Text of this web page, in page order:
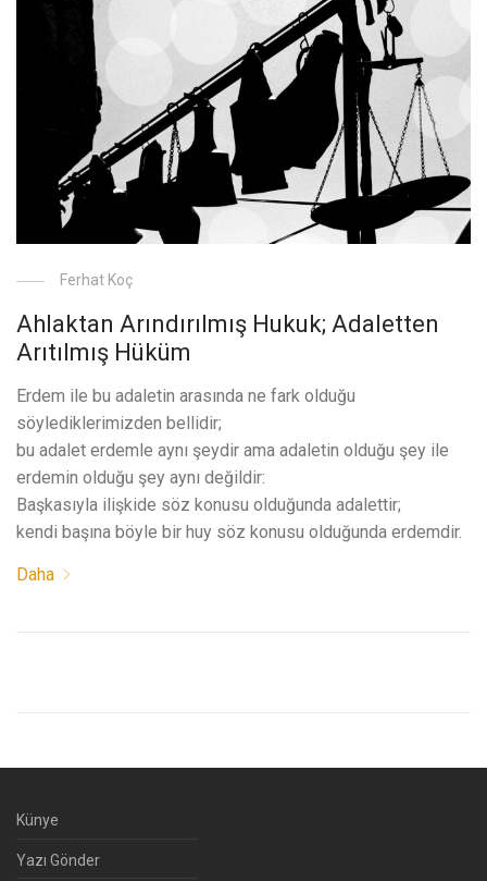
Ferhat Koç
Ahlaktan Arındırılmış Hukuk; Adaletten
Arıtılmış Hüküm
Erdem ile bu adaletin arasında ne fark olduğu
söylediklerimizden bellidir;
bu adalet erdemle aynı şeydir ama adaletin olduğu şey ile
erdemin olduğu şey aynı değildir:
Başkasıyla ilişkide söz konusu olduğunda adalettir;
kendi başına böyle bir huy söz konusu olduğunda erdemdir.
Daha
Künye
Yazı Gönder